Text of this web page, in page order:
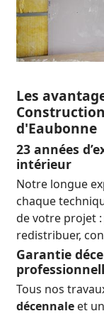
Les
d'Eaubonne
23 années
intérieur
Notre longue
chaque
de votre projet
redistribuer,
Garantie
Tous nos
décennale et